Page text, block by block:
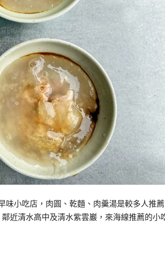
小吃店，肉圓、乾麵、肉羹湯是較多人推薦
近清水高中及清水紫雲巖，來海線推薦的小